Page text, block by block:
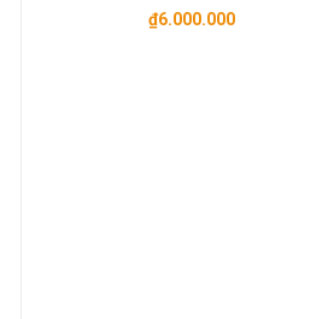
An Toàn, Hiệu Quả Tối Ưu số lượng
₫6.000.000